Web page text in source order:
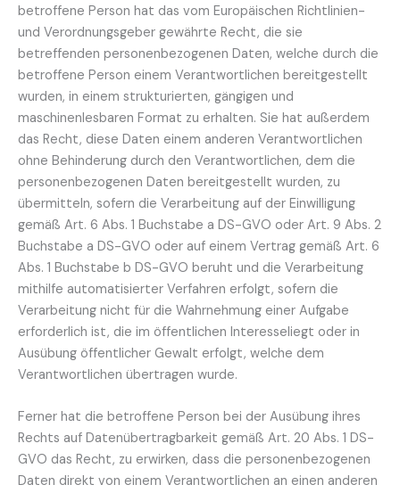
betroffene Person hat das vom Europäischen Richtlinien-
und Verordnungsgeber gewährte Recht, die sie
betreffenden personenbezogenen Daten, welche durch die
betroffene Person einem Verantwortlichen bereitgestellt
wurden, in einem strukturierten, gängigen und
maschinenlesbaren Format zu erhalten. Sie hat außerdem
das Recht, diese Daten einem anderen Verantwortlichen
ohne Behinderung durch den Verantwortlichen, dem die
personenbezogenen Daten bereitgestellt wurden, zu
übermitteln, sofern die Verarbeitung auf der Einwilligung
gemäß Art. 6 Abs. 1 Buchstabe a DS-GVO oder Art. 9 Abs. 2
Buchstabe a DS-GVO oder auf einem Vertrag gemäß Art. 6
Abs. 1 Buchstabe b DS-GVO beruht und die Verarbeitung
mithilfe automatisierter Verfahren erfolgt, sofern die
Verarbeitung nicht für die Wahrnehmung einer Aufgabe
erforderlich ist, die im öffentlichen Interesseliegt oder in
Ausübung öffentlicher Gewalt erfolgt, welche dem
Verantwortlichen übertragen wurde.
Ferner hat die betroffene Person bei der Ausübung ihres
Rechts auf Datenübertragbarkeit gemäß Art. 20 Abs. 1 DS-
GVO das Recht, zu erwirken, dass die personenbezogenen
Daten direkt von einem Verantwortlichen an einen anderen